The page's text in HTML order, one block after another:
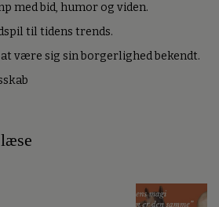
med bid, humor og viden.
til tidens trends.
være sig sin borgerlighed bekendt.